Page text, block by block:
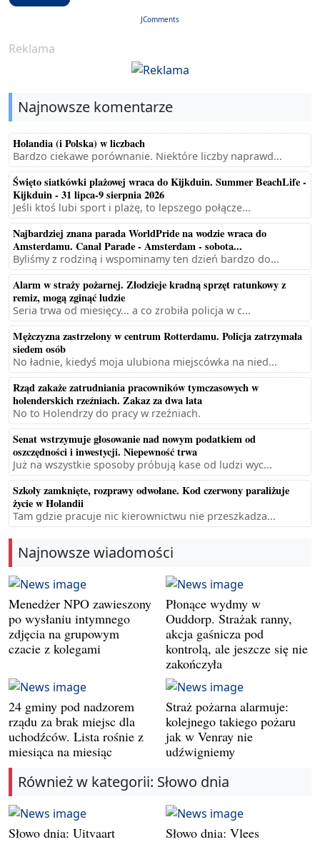
JComments
Reklama
Najnowsze komentarze
Holandia (i Polska) w liczbach
Bardzo ciekawe porównanie. Niektóre liczby naprawd...
Święto siatkówki plażowej wraca do Kijkduin. Summer BeachLife -
Kijkduin - 31 lipca-9 sierpnia 2026
Jeśli ktoś lubi sport i plażę, to lepszego połącze...
Najbardziej znana parada WorldPride na wodzie wraca do
Amsterdamu. Canal Parade - Amsterdam - sobota...
Byliśmy z rodziną i wspominamy ten dzień bardzo do...
Alarm w straży pożarnej. Złodzieje kradną sprzęt ratunkowy z
remiz, mogą zginąć ludzie
Seria trwa od miesięcy... a co zrobiła policja w c...
Mężczyzna zastrzelony w centrum Rotterdamu. Policja zatrzymała
siedem osób
No ładnie, kiedyś moja ulubiona miejscówka na nied...
Rząd zakaże zatrudniania pracowników tymczasowych w
holenderskich rzeźniach. Zakaz za dwa lata
No to Holendrzy do pracy w rzeźniach.
Senat wstrzymuje głosowanie nad nowym podatkiem od
oszczędności i inwestycji. Niepewność trwa
Już na wszystkie sposoby próbują kase od ludzi wyc...
Szkoły zamknięte, rozprawy odwołane. Kod czerwony paraliżuje
życie w Holandii
Tam gdzie pracuje nic kierownictwu nie przeszkadza...
Najnowsze wiadomości
Menedżer NPO zawieszony
po wysłaniu intymnego
zdjęcia na grupowym
czacie z kolegami
Płonące wydmy w
Ouddorp. Strażak ranny,
akcja gaśnicza pod
kontrolą, ale jeszcze się nie
zakończyła
24 gminy pod nadzorem
rządu za brak miejsc dla
uchodźców. Lista rośnie z
miesiąca na miesiąc
Straż pożarna alarmuje:
kolejnego takiego pożaru
jak w Venray nie
udźwigniemy
Również w kategorii: Słowo dnia
Słowo dnia: Uitvaart Słowo dnia: Vlees